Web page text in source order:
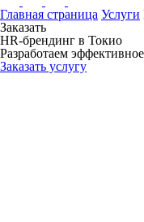
Главная страница Услуги
Заказать
HR-брендинг в Токио
Разработаем
Заказать услугу